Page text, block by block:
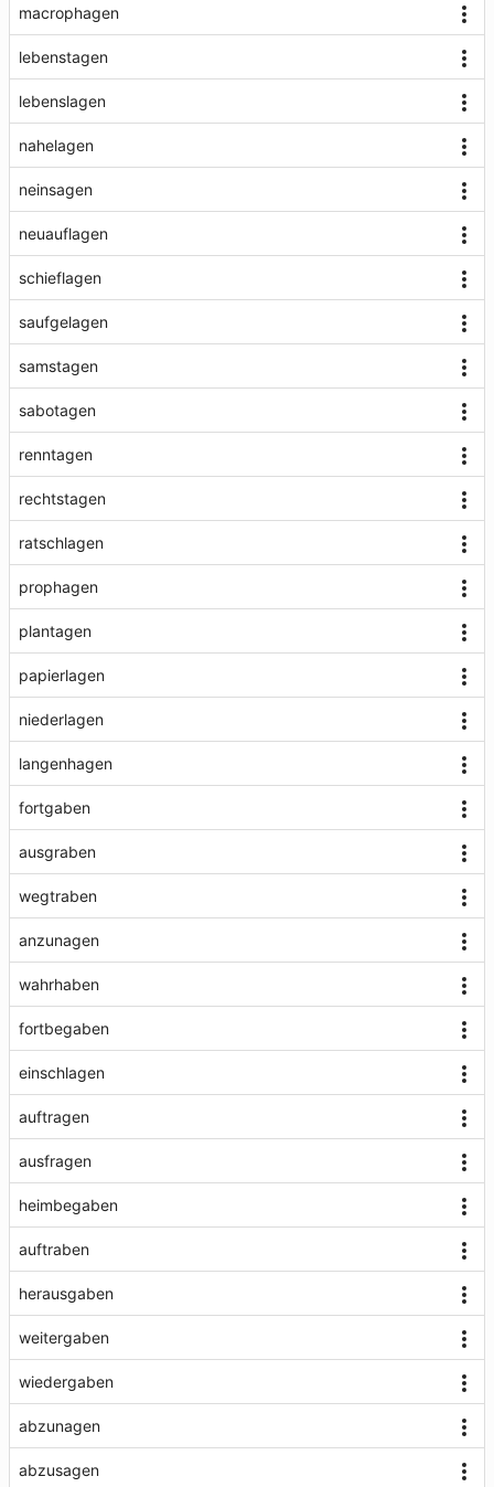
macrophagen
lebenstagen
lebenslagen
nahelagen
neinsagen
neuauflagen
schieflagen
saufgelagen
samstagen
sabotagen
renntagen
rechtstagen
ratschlagen
prophagen
plantagen
papierlagen
niederlagen
langenhagen
fortgaben
ausgraben
wegtraben
anzunagen
wahrhaben
fortbegaben
einschlagen
auftragen
ausfragen
heimbegaben
auftraben
herausgaben
weitergaben
wiedergaben
abzunagen
abzusagen